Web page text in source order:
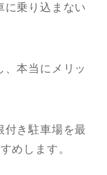
に乗り込まない
本当にメリッ
付き駐車場を最
めします。